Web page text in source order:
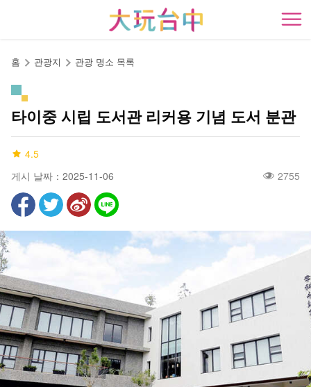
開
홈 관광지 관광 명소 목록
타이중 시립 도서관 리커용 기념 도서 분관
4.5
게시 날짜：2025-11-06
2755